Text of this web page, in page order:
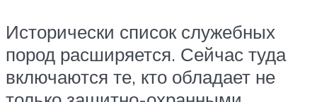
Исторически список служебных
пород расширяется. Сейчас туда
включаются те, кто обладает не